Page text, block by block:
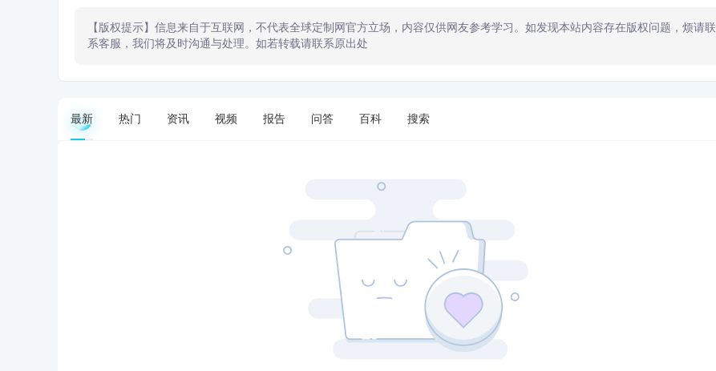
【版权提示】信息来自于互联网，不代表全球定制网官方立场，内容仅供网友参考学习。如发现本站内容存在版权问题，烦请联
系客服，我们将及时沟通与处理。如若转载请联系原出处
最新 热门 资讯 视频 报告 问答 百科 搜索